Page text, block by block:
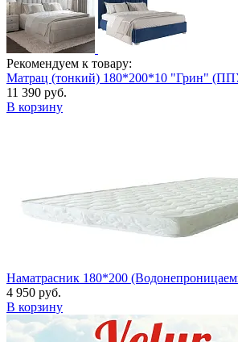
Рекомендуем к товару:
Матрац (тонкий) 180*200*10 "Грин"
11 390 руб.
В корзину
Наматрасник 180*200
4 950 руб.
В корзину